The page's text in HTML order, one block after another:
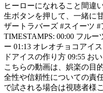
ヒーローになれること間違
生ボタンを押して、一緒に
ザートラバーズ #スイーツ
TIMESTAMPS: 00:00 フル
ー 01:13 オレオチョコアイ
ドアイスの作り方 09:55 お
こちらの動画は、娯楽の目
全性や信頼性についての責
で試される場合は視聴者様